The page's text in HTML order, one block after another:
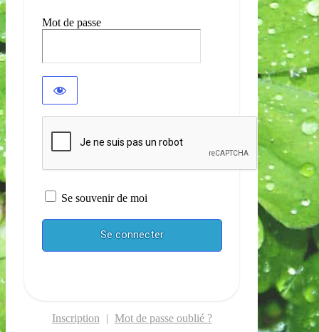
Mot de passe
Se souvenir de moi
Inscription | Mot de passe oublié ?